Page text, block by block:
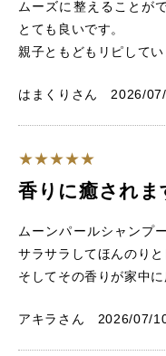
ムーズに整えることが
とても良いです。
親子ともどもリピしてい
はまくりさん 2026/
香りに癒されま
ムーンパールシャンプ
サラサラしてほんのりと
そしてその香りが家中
アキラさん 2026/07/